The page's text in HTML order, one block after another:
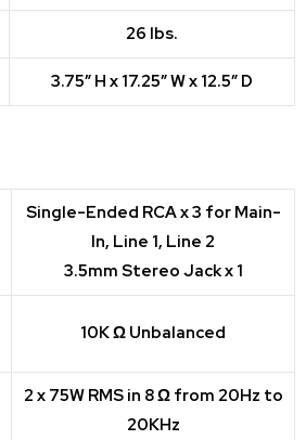
26 lbs.
3.75″ H x 17.25″ W x 12.5″ D
Single-Ended RCA x 3 for Main-
In, Line 1, Line 2
3.5mm Stereo Jack x 1
10K Ω Unbalanced
2 x 75W RMS in 8 Ω from 20Hz to
20KHz